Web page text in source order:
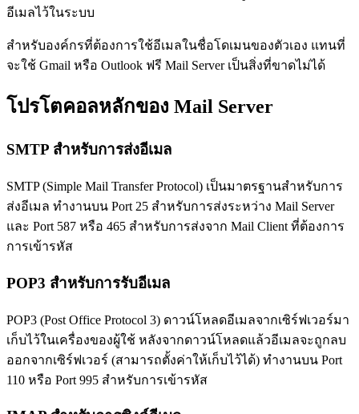
อีเมลไว้ในระบบ
สำหรับองค์กรที่ต้องการใช้อีเมลในชื่อโดเมนของตัวเอง แทนที่
จะใช้ Gmail หรือ Outlook ฟรี Mail Server เป็นสิ่งที่ขาดไม่ได้
โปรโตคอลหลักของ Mail Server
SMTP สำหรับการส่งอีเมล
SMTP (Simple Mail Transfer Protocol) เป็นมาตรฐานสำหรับการ
ส่งอีเมล ทำงานบน Port 25 สำหรับการส่งระหว่าง Mail Server
และ Port 587 หรือ 465 สำหรับการส่งจาก Mail Client ที่ต้องการ
การเข้ารหัส
POP3 สำหรับการรับอีเมล
POP3 (Post Office Protocol 3) ดาวน์โหลดอีเมลจากเซิร์ฟเวอร์มา
เก็บไว้ในเครื่องของผู้ใช้ หลังจากดาวน์โหลดแล้วอีเมลจะถูกลบ
ออกจากเซิร์ฟเวอร์ (สามารถตั้งค่าให้เก็บไว้ได้) ทำงานบน Port
110 หรือ Port 995 สำหรับการเข้ารหัส